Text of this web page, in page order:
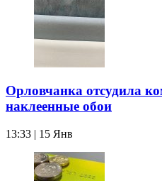
Орловчанка отсудила
наклеенные обои
13:33 | 15 Янв